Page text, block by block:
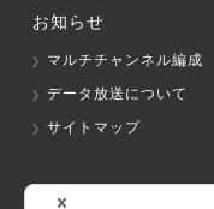
お知らせ
マルチチャンネル編成
データ放送について
サイトマップ
グループ会社